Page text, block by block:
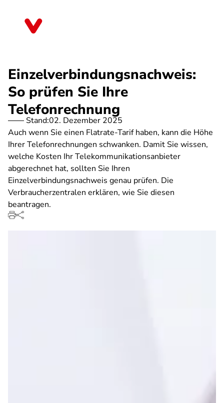
Einzelverbindungsnachweis:
So prüfen Sie Ihre
Telefonrechnung
Stand:02. Dezember 2025
Auch wenn Sie einen Flatrate-Tarif haben, kann die Höhe
Ihrer Telefonrechnungen schwanken. Damit Sie wissen,
welche Kosten Ihr Telekommunikationsanbieter
abgerechnet hat, sollten Sie Ihren
Einzelverbindungsnachweis genau prüfen. Die
Verbraucherzentralen erklären, wie Sie diesen
beantragen.